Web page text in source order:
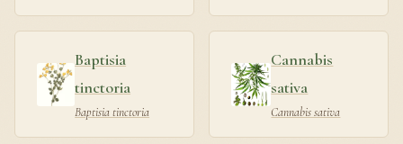
Baptisia
tinctoria
Baptisia tinctoria
Cannabis
sativa
Cannabis sativa